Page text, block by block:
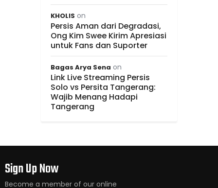
KHOLIS on
Persis Aman dari Degradasi,
Ong Kim Swee Kirim Apresiasi
untuk Fans dan Suporter
Bagas Arya Sena on
Link Live Streaming Persis
Solo vs Persita Tangerang:
Wajib Menang Hadapi
Tangerang
Sign Up Now
Become a member of our online